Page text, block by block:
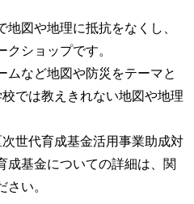
図や地理に抵抗をなくし、
ショップです。
など地図や防災をテーマと
では教えきれない地図や地理
世代育成基金活用事業助成対
成基金についての詳細は、関
い。